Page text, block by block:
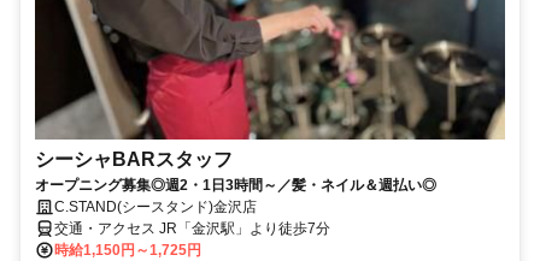
シーシャBARスタッフ
オープニング募集◎週2・1日3時間～／髪・ネイル＆週払い◎
C.STAND(シースタンド)金沢店
交通・アクセス JR「金沢駅」より徒歩7分
時給1,150円～1,725円